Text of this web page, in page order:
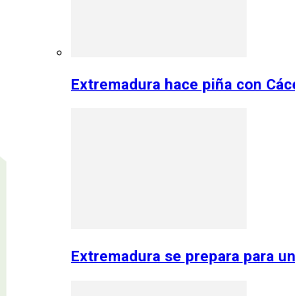
Extremadura hace piña con
Extremadura se prepara para